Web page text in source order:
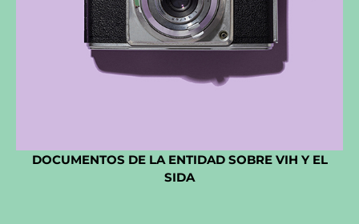
DOCUMENTOS DE LA ENTIDAD SOBRE VIH Y EL
SIDA